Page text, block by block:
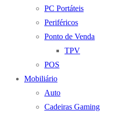
PC Portáteis
Periféricos
Ponto de Venda
TPV
POS
Mobiliário
Auto
Cadeiras Gaming